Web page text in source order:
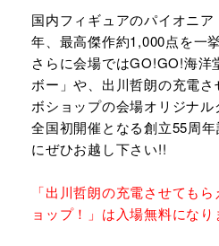
国内フィギュアのパイオニ
年、最高傑作約1,000点を一
さらに会場ではGO!GO!海洋
ボー」や、出川哲朗の充電
ボショップの会場オリジナル
全国初開催となる創立55周
にぜひお越し下さい!!
「出川哲朗の充電させても
ョップ！」は入場無料になり